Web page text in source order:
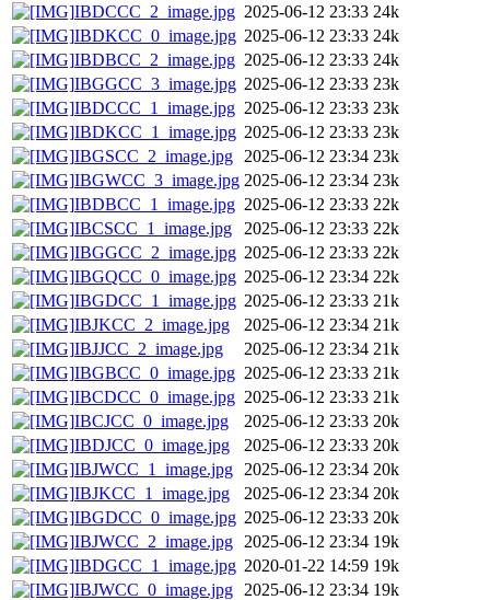
IBDCCC_2_image.jpg 2025-06-12 23:33 24k
IBDKCC_0_image.jpg 2025-06-12 23:33 24k
IBDBCC_2_image.jpg 2025-06-12 23:33 24k
IBGGCC_3_image.jpg 2025-06-12 23:33 23k
IBDCCC_1_image.jpg 2025-06-12 23:33 23k
IBDKCC_1_image.jpg 2025-06-12 23:33 23k
IBGSCC_2_image.jpg
2025-06-12 23:34 23k
IBGWCC_3_image.jpg 2025-06-12 23:34 23k
IBDBCC_1_image.jpg 2025-06-12 23:33 22k
IBCSCC_1_image.jpg
2025-06-12 23:33 22k
IBGGCC_2_image.jpg 2025-06-12 23:33 22k
IBGQCC_0_image.jpg 2025-06-12 23:34 22k
IBGDCC_1_image.jpg 2025-06-12 23:33 21k
IBJKCC_2_image.jpg
2025-06-12 23:34 21k
IBJJCC_2_image.jpg
2025-06-12 23:34 21k
IBGBCC_0_image.jpg 2025-06-12 23:33 21k
IBCDCC_0_image.jpg 2025-06-12 23:33 21k
IBCJCC_0_image.jpg
2025-06-12 23:33 20k
IBDJCC_0_image.jpg
2025-06-12 23:33 20k
IBJWCC_1_image.jpg
2025-06-12 23:34 20k
IBJKCC_1_image.jpg
2025-06-12 23:34 20k
IBGDCC_0_image.jpg 2025-06-12 23:33 20k
IBJWCC_2_image.jpg
2025-06-12 23:34 19k
IBDGCC_1_image.jpg 2020-01-22 14:59 19k
IBJWCC_0_image.jpg
2025-06-12 23:34 19k